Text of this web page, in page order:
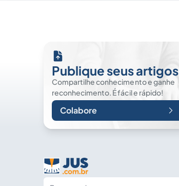
Publique seus artigos
Compartilhe conhecimento e ganhe
reconhecimento. É fácil e rápido!
Colabore